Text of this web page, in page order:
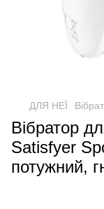
ДЛЯ НЕЇ
Вібратор
Satisfyer
потужний,